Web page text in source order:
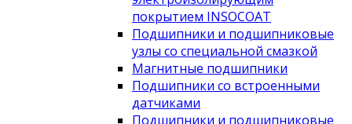
покрытием INSOCOAT
Подшипники и подшипниковые
узлы со специальной смазкой
Магнитные подшипники
Подшипники со встроенными
датчиками
Подшипники и подшипниковые